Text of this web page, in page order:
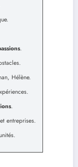
.
Hélène.
.
entreprises.